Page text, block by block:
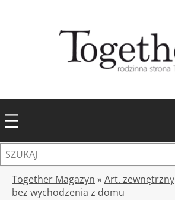
z
Together Magazyn »Art. zewnętrzny
bez wychodzenia z domu